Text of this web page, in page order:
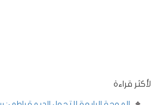
الأكثر قراءة